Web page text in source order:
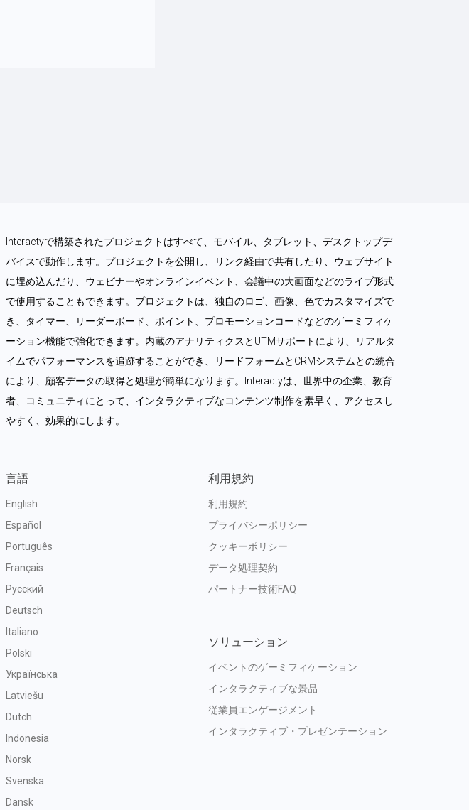
Interactyで構築されたプロジェクトはすべて、モバイル、タブレット、デスクトップデ
バイスで動作します。プロジェクトを公開し、リンク経由で共有したり、ウェブサイト
に埋め込んだり、ウェビナーやオンラインイベント、会議中の大画面などのライブ形式
で使用することもできます。プロジェクトは、独自のロゴ、画像、色でカスタマイズで
き、タイマー、リーダーボード、ポイント、プロモーションコードなどのゲーミフィケ
ーション機能で強化できます。内蔵のアナリティクスとUTMサポートにより、リアルタ
イムでパフォーマンスを追跡することができ、リードフォームとCRMシステムとの統合
により、顧客データの取得と処理が簡単になります。Interactyは、世界中の企業、教育
者、コミュニティにとって、インタラクティブなコンテンツ制作を素早く、アクセスし
やすく、効果的にします。
言語
English
Español
Português
Français
Русский
Deutsch
Italiano
Polski
Українська
Latviešu
Dutch
Indonesia
Norsk
Svenska
Dansk
利用規約
利用規約
プライバシーポリシー
クッキーポリシー
データ処理契約
パートナー技術FAQ
ソリューション
イベントのゲーミフィケーション
インタラクティブな景品
従業員エンゲージメント
インタラクティブ・プレゼンテーション